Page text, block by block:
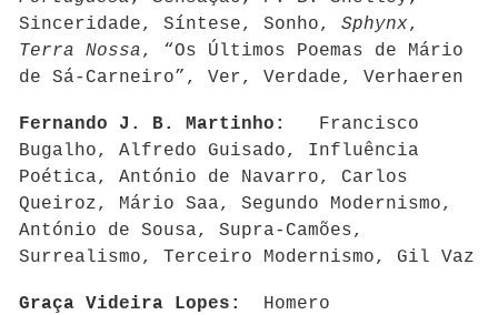
Sinceridade, Síntese, Sonho, Sphynx,
Terra Nossa, “Os Últimos Poemas de Mário
de Sá-Carneiro”, Ver, Verdade, Verhaeren
Fernando J. B. Martinho: Francisco
Bugalho, Alfredo Guisado, Influência
Poética, António de Navarro, Carlos
Queiroz, Mário Saa, Segundo Modernismo,
António de Sousa, Supra-Camões,
Surrealismo, Terceiro Modernismo, Gil Vaz
Graça Videira Lopes: Homero